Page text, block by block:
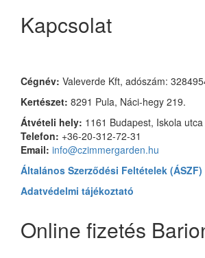
Kapcsolat
Cégnév: Valeverde Kft, adószám:
Kertészet: 8291 Pula, Náci-hegy 219.
Átvételi hely: 1161 Budapest, Iskola utca
Telefon: +36-20-312-72-31
Email: info@czimmergarden.hu
Általános Szerződési Feltételek (ÁSZF)
Adatvédelmi tájékoztató
Online fizetés